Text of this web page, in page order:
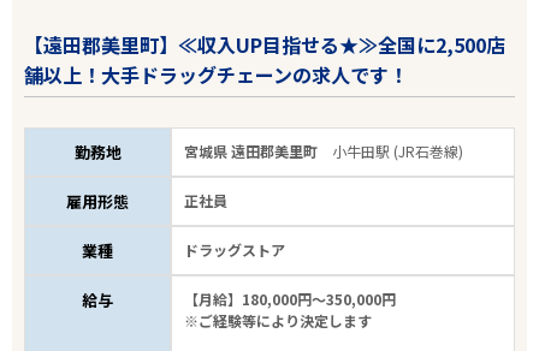
【遠田郡美里町】≪収入UP目指せる★≫全国に2,500店
舗以上！大手ドラッグチェーンの求人です！
勤務地 宮城県 遠田郡美里町 小牛田駅 (JR石巻線)
雇用形態 正社員
業種 ドラッグストア
給与
【月給】180,000円～350,000円
※ご経験等により決定します